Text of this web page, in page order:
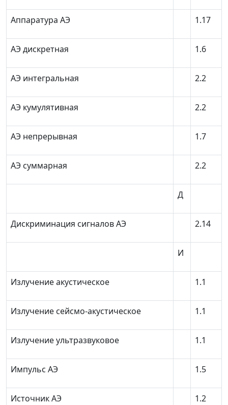
Аппаратура АЭ 1.17
АЭ дискретная 1.6
АЭ интегральная 2.2
АЭ кумулятивная 2.2
АЭ непрерывная 1.7
АЭ суммарная 2.2
Д
Дискриминация сигналов АЭ 2.14
И
Излучение акустическое 1.1
Излучение сейсмо-акустическое 1.1
Излучение ультразвуковое 1.1
Импульс АЭ 1.5
Источник АЭ 1.2